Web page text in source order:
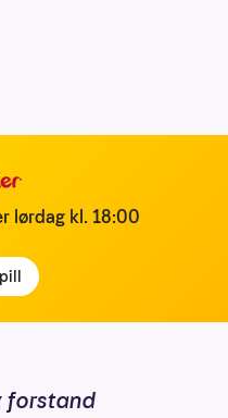
lørdag kl. 18:00
forstand